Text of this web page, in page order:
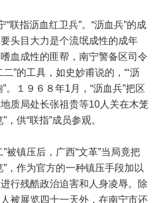
“联指沥血红卫兵”。“沥血兵”的成
头目大力是个流氓成性的成年
血成性的匪帮，南宁警备区司令
”的工具，如史妙甫说的，“‘沥
。１９６８年1月，“沥血兵”把区
质局处长张祖贵等10人关在木笼
供“联指”成员参观。
被镇压后，广西“文革”当局竟把
，作为官方的一种镇压手段加以
行残酷政治迫害和人身凌辱。除
被展览四十一天外，在南宁市还